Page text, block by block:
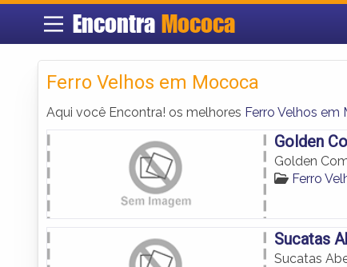
Encontra Mococa
Ferro Velhos em Mococa
Aqui você Encontra! os melhores Ferro Velhos em
Golden
Golden
Ferro
Sucatas
Sucatas